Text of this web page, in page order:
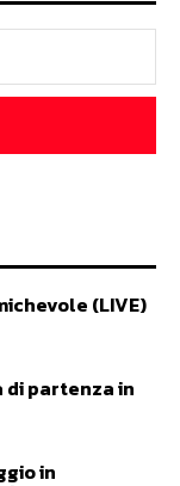
(LIVE)
di partenza in
in